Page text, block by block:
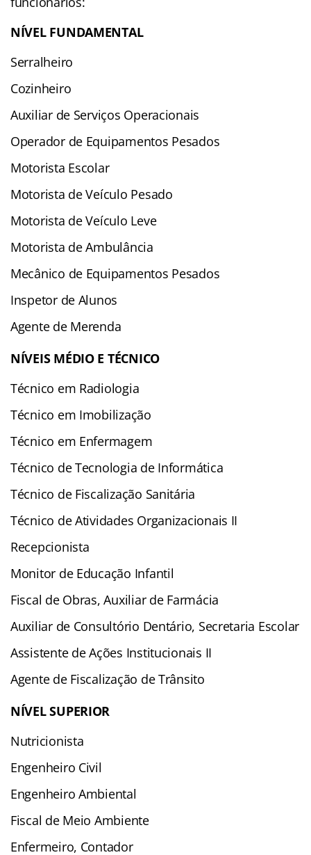
NÍVEL FUNDAMENTAL
Serralheiro
Cozinheiro
Auxiliar de Serviços Operacionais
Operador de Equipamentos Pesados
Motorista Escolar
Motorista de Veículo Pesado
Motorista de Veículo Leve
Motorista de Ambulância
Mecânico de Equipamentos Pesados
Inspetor de Alunos
Agente de Merenda
NÍVEIS MÉDIO E TÉCNICO
Técnico em Radiologia
Técnico em Imobilização
Técnico em Enfermagem
Técnico de Tecnologia de Informática
Técnico de Fiscalização Sanitária
Técnico de Atividades Organizacionais II
Recepcionista
Monitor de Educação Infantil
Fiscal de Obras, Auxiliar de Farmácia
Auxiliar de Consultório Dentário, Secretaria Escolar
Assistente de Ações Institucionais II
Agente de Fiscalização de Trânsito
NÍVEL SUPERIOR
Nutricionista
Engenheiro Civil
Engenheiro Ambiental
Fiscal de Meio Ambiente
Enfermeiro, Contador